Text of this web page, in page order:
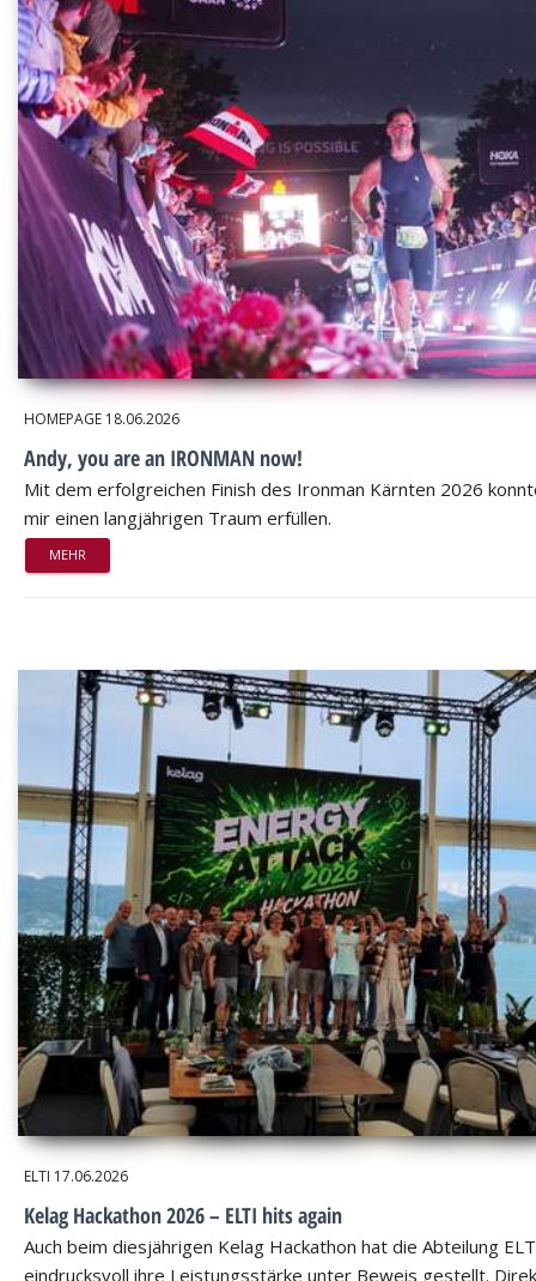
HOMEPAGE 18.06.2026
Andy, you are an IRONMAN now!
Mit dem erfolgreichen Finish des Ironman Kärnten 2026
mir einen langjährigen Traum erfüllen.
MEHR
ELTI 17.06.2026
Kelag Hackathon 2026 – ELTI hits again
Auch beim diesjährigen Kelag Hackathon hat die Abteilung
eindrucksvoll ihre Leistungsstärke unter Beweis gestellt.